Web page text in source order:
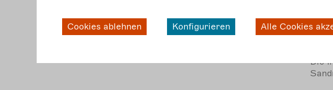
Die
Cookies ablehnen Konfigurieren Alle Cookies